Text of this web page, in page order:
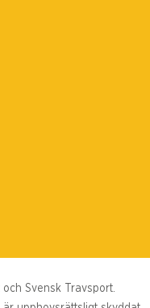
Svensk Travsport.